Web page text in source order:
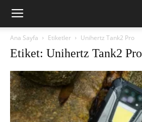
Ana Sayfa Etiketler Unihertz Tank2 Pro
Etiket: Unihertz Tank2 Pro